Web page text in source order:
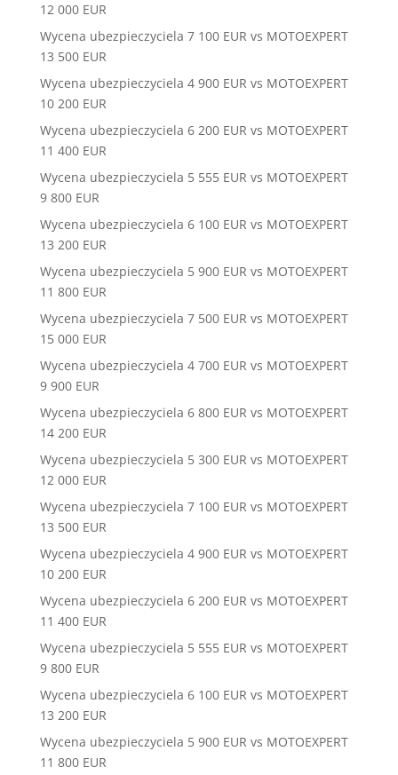
12 000 EUR
Wycena ubezpieczyciela 7 100 EUR vs MOTOEXPERT
13 500 EUR
Wycena ubezpieczyciela 4 900 EUR vs MOTOEXPERT
10 200 EUR
Wycena ubezpieczyciela 6 200 EUR vs MOTOEXPERT
11 400 EUR
Wycena ubezpieczyciela 5 555 EUR vs MOTOEXPERT
9 800 EUR
Wycena ubezpieczyciela 6 100 EUR vs MOTOEXPERT
13 200 EUR
Wycena ubezpieczyciela 5 900 EUR vs MOTOEXPERT
11 800 EUR
Wycena ubezpieczyciela 7 500 EUR vs MOTOEXPERT
15 000 EUR
Wycena ubezpieczyciela 4 700 EUR vs MOTOEXPERT
9 900 EUR
Wycena ubezpieczyciela 6 800 EUR vs MOTOEXPERT
14 200 EUR
Wycena ubezpieczyciela 5 300 EUR vs MOTOEXPERT
12 000 EUR
Wycena ubezpieczyciela 7 100 EUR vs MOTOEXPERT
13 500 EUR
Wycena ubezpieczyciela 4 900 EUR vs MOTOEXPERT
10 200 EUR
Wycena ubezpieczyciela 6 200 EUR vs MOTOEXPERT
11 400 EUR
Wycena ubezpieczyciela 5 555 EUR vs MOTOEXPERT
9 800 EUR
Wycena ubezpieczyciela 6 100 EUR vs MOTOEXPERT
13 200 EUR
Wycena ubezpieczyciela 5 900 EUR vs MOTOEXPERT
11 800 EUR